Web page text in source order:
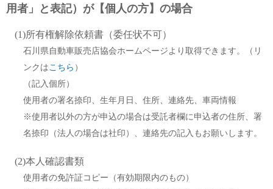
用者」と表記）が【個人の方】の場合
(1)所有権解除依頼書（委任状不可）
石川県自動車販売店協会ホームページより取得できます。（リ
ンクはこちら ）
（記入個所）
使用者の署名捺印、生年月日、住所、連絡先、車両情報
※使用者以外の方が申込の場合は受託者欄に申込者の住所、署
名捺印（法人の場合は社印）、連絡先の記入もお願いします。
(2)本人確認書類
使用者の免許証コピー（有効期限内のもの）